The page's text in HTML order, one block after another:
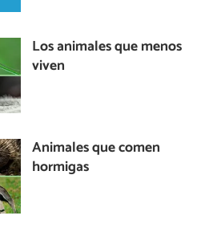
Los animales que menos
viven
Animales que comen
hormigas